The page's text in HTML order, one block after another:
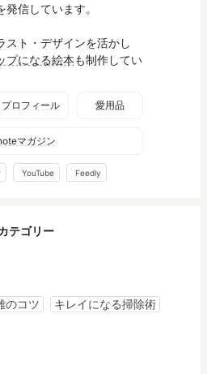
信しています。
スト・デザインを活かし
プになる絵本も制作してい
プロフィール 愛用品
マガジン
YouTube Feedly
テゴリー
のコツ キレイになる掃除術